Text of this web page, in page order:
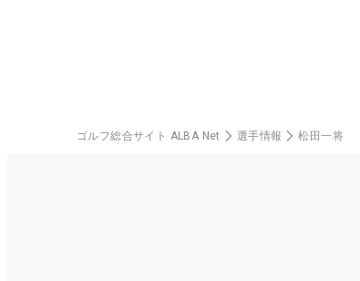
ゴルフ総合サイト ALBA Net 選手情報 松田一将